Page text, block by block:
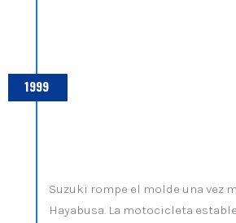
1999
Suzuki rompe el molde una vez
Hayabusa. La motocicleta